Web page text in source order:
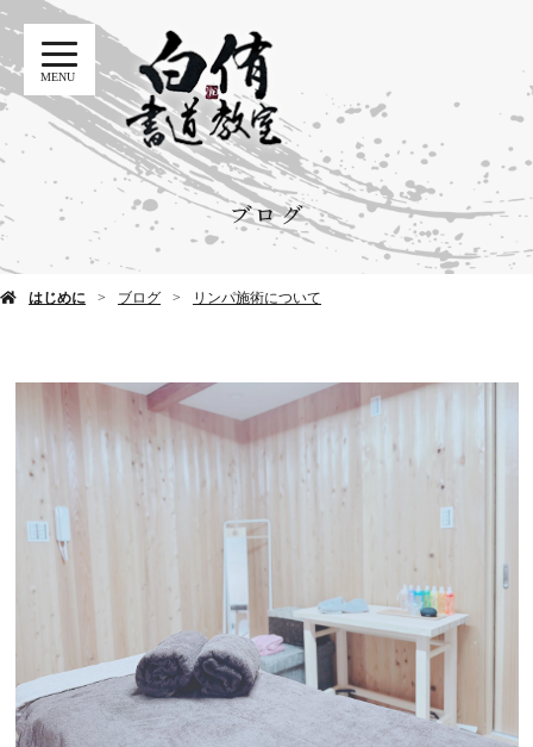
MENU
ブログ
はじめに ブログ リンパ施術について